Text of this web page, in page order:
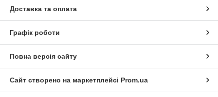
Доставка та оплата
Графік роботи
Повна версія сайту
Сайт створено на маркетплейсі Prom.ua